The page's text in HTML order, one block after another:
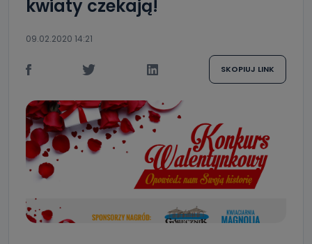
kwiaty czekają!
09.02.2020 14:21
SKOPIUJ LINK